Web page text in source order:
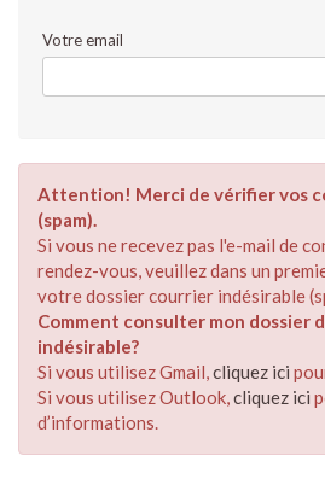
Votre email
Attention! Merci de vérifier vos
(spam).
Si vous ne recevez pas l'e-mail de
rendez-vous, veuillez dans un
votre dossier courrier indésirable
Comment consulter mon dossier
indésirable?
Si vous utilisez Gmail,cliquez ici
Si vous utilisez Outlook,cliquez ici
d’informations.